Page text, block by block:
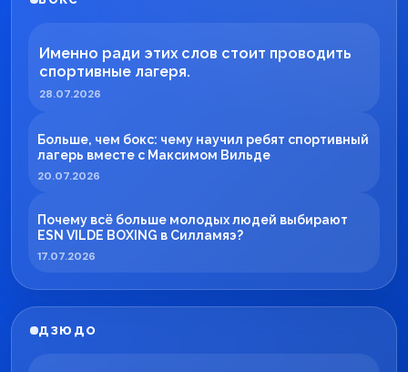
Именно ради этих слов стоит проводить
спортивные лагеря.
28.07.2026
Больше, чем бокс: чему научил ребят спортивный
лагерь вместе с Максимом Вильде
20.07.2026
Почему всё больше молодых людей выбирают
ESN VILDE BOXING в Силламяэ?
17.07.2026
ДЗЮДО